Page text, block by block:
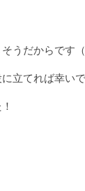
うだからです（
立てれば幸いで